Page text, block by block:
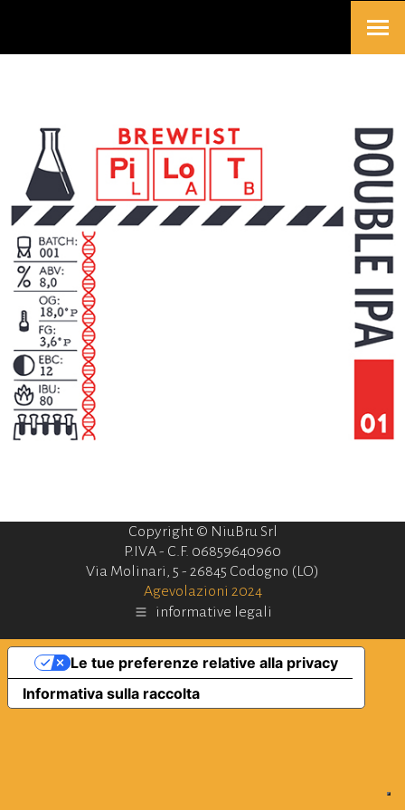
Copyright © NiuBru Srl
P.IVA - C.F. 06859640960
Via Molinari, 5 - 26845 Codogno (LO)
Agevolazioni 2024
informative legali
Informativa sulla raccolta
Le tue preferenze relative alla privacy